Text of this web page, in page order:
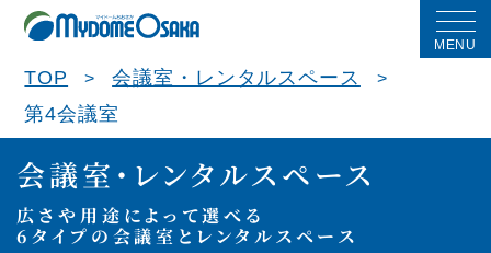
MENU
TOP
会議室・レンタルスペース
第4会議室
会議室・レンタルスペース
広さや用途によって選べる
6タイプの会議室とレンタルスペース